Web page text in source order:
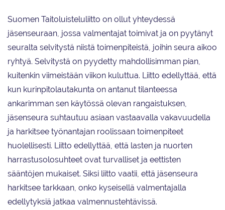
Suomen Taitoluisteluliitto on ollut yhteydessä
jäsenseuraan, jossa valmentajat toimivat ja on pyytänyt
seuralta selvitystä niistä toimenpiteistä, joihin seura aikoo
ryhtyä. Selvitystä on pyydetty mahdollisimman pian,
kuitenkin viimeistään viikon kuluttua. Liitto edellyttää, että
kun kurinpitolautakunta on antanut tilanteessa
ankarimman sen käytössä olevan rangaistuksen,
jäsenseura suhtautuu asiaan vastaavalla vakavuudella
ja harkitsee työnantajan roolissaan toimenpiteet
huolellisesti. Liitto edellyttää, että lasten ja nuorten
harrastusolosuhteet ovat turvalliset ja eettisten
sääntöjen mukaiset. Siksi liitto vaatii, että jäsenseura
harkitsee tarkkaan, onko kyseisellä valmentajalla
edellytyksiä jatkaa valmennustehtävissä.